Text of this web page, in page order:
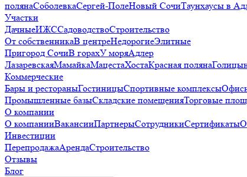
полянаСоболевкаСергей-ПолеНовый СочиТаунхаусы в
Участки
ДачныеИЖССадоводствоСтроительство
От собственникаВ центреНедорогиеЭлитные
Пригород СочиВ горахУ моряАдлер
ЛазаревскаяМамайкаМацестаХостаКрасная поляна
Коммерческие
Бары и рестораныГостиницыСпортивные комплексы
Промышленные базыСкладские помещенияТорговые
О компании
О компанииВакансииПартнерыСотрудникиСертификаты
Инвестиции
ПерепродажаАрендаСтроительство
Отзывы
Блог